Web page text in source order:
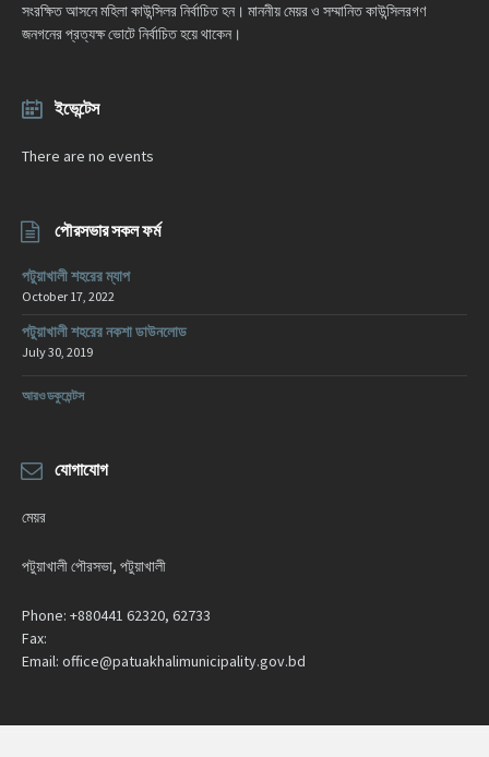
সংরক্ষিত আসনে মহিলা কাউন্সিলর নির্বাচিত হন। মাননীয় মেয়র ও সম্মানিত কাউন্সিলরগণ
জনগনের প্রত্যক্ষ ভোটে নির্বাচিত হয়ে থাকেন।
ইভেন্টেস
There are no events
পৌরসভার সকল ফর্ম
পটুয়াখালী শহরের ম্যাপ
October 17, 2022
পটুয়াখালী শহরের নকশা ডাউনলোড
July 30, 2019
আরও ডকুমেন্টস
যোগাযোগ
মেয়র
পটুয়াখালী পৌরসভা, পটুয়াখালী
Phone: +880441 62320, 62733
Fax:
Email: office@patuakhalimunicipality.gov.bd